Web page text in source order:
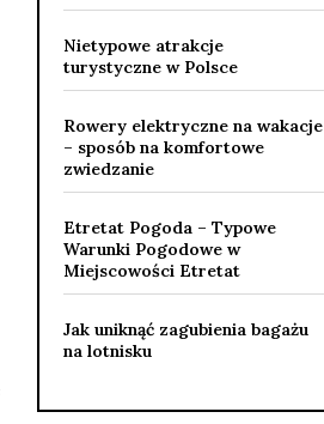
Nietypowe atrakcje
turystyczne w Polsce
Rowery elektryczne na wakacje
– sposób na komfortowe
zwiedzanie
Etretat Pogoda – Typowe
Warunki Pogodowe w
Miejscowości Etretat
Jak uniknąć zagubienia bagażu
na lotnisku